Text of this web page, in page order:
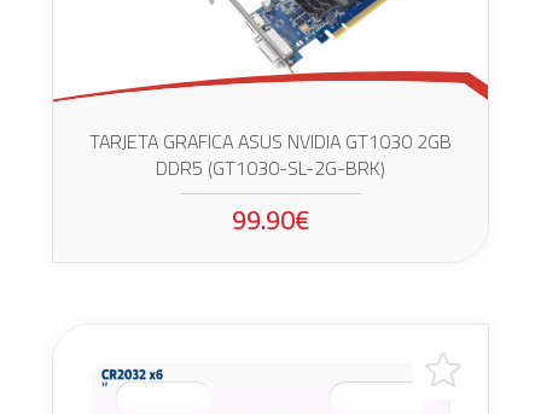
TARJETA GRAFICA ASUS NVIDIA GT1030 2GB
DDR5 (GT1030-SL-2G-BRK)
99.90€